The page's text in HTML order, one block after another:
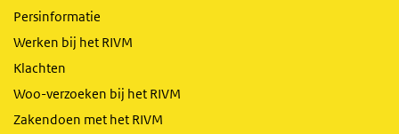
Persinformatie
Werken bij het RIVM
Klachten
Woo-verzoeken bij het RIVM
Zakendoen met het RIVM